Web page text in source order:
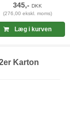
345,-DKK
(276,00 ekskl. moms)
Læg i kurven
Karton